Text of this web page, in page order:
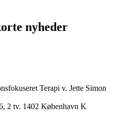
nyheder
Terapi v. Jette Simon
2 tv. 1402 København K